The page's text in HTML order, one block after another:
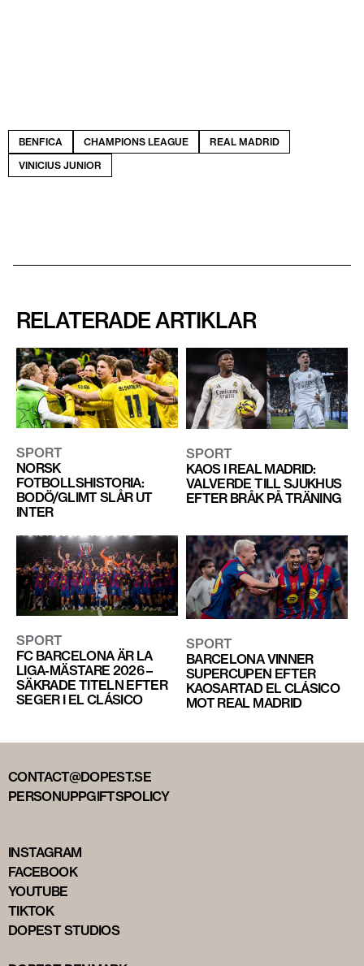
BENFICA CHAMPIONS LEAGUE
REAL MADRID
VINICIUS JUNIOR
RELATERADE ARTIKLAR
SPORT
NORSK
FOTBOLLSHISTORIA:
BODÖ/GLIMT SLÅR UT
INTER
SPORT
KAOS I REAL MADRID:
VALVERDE TILL SJUKHUS
EFTER BRÅK PÅ TRÄNING
SPORT
FC BARCELONA ÄR LA
LIGA-MÄSTARE 2026 –
SÄKRADE TITELN EFTER
SEGER I EL CLÁSICO
SPORT
BARCELONA VINNER
SUPERCUPEN EFTER
KAOSARTAD EL CLÁSICO
MOT REAL MADRID
CONTACT@DOPEST.SE
PERSONUPPGIFTSPOLICY
INSTAGRAM
FACEBOOK
YOUTUBE
TIKTOK
DOPEST STUDIOS